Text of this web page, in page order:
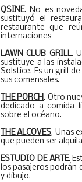
QSINE. No es
sustituyó el
restaurante que
internaciones
LAWN CLUB GRILL.
sustituye a las
Solstice. Es un grill
sus comensales.
THE PORCH. Otro
dedicado a comida
sobre el océano.
THE ALCOVES. Unas
que pueden ser
ESTUDIO DE ARTE.
los pasajeros podrán
y dibujo.